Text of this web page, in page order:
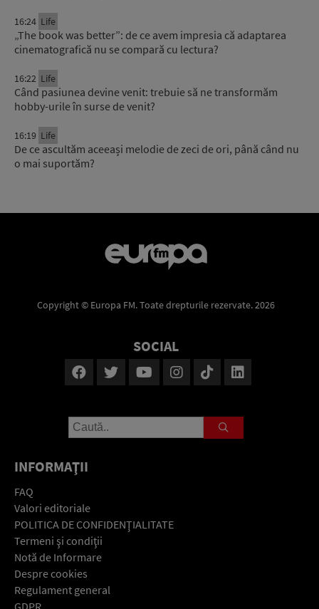
16:24 Life
„The book was better”: de ce avem impresia că adaptarea
cinematografică nu se compară cu lectura?
16:22 Life
Când pasiunea devine venit: trebuie să ne transformăm
hobby-urile în surse de venit?
16:19 Life
De ce ascultăm aceeași melodie de zeci de ori, până când nu
o mai suportăm?
Copyright © Europa FM. Toate drepturile rezervate. 2026
SOCIAL
INFORMAŢII
FAQ
Valori editoriale
POLITICA DE CONFIDENŢIALITATE
Termeni şi condiţii
Notă de Informare
Despre cookies
Regulament general